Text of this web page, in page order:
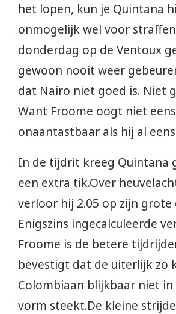
het lopen, kun je Quintana
onmogelijk wel voor
donderdag op de Ventoux
gewoon nooit weer
dat Nairo niet goed is. Niet
Want Froome oogt niet
onaantastbaar als hij al
In de tijdrit kreeg Quintana
een extra tik.Over
verloor hij 2.05 op zijn grote
Enigszins ingecalculeerde
Froome is de betere
bevestigt dat de uiterlijk zo
Colombiaan blijkbaar niet
vorm steekt.De kleine